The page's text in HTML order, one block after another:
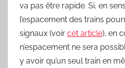
va pas être rapide. Si, en
l’espacement des trains
signaux (voir cet article), en
n’espacement ne sera
y avoir qu’un seul train en